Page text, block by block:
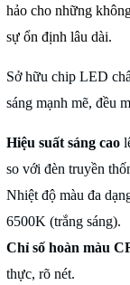
hảo cho những
sự ổn định lâu dài.
Sở hữu chip LED
sáng mạnh mẽ, đều
Hiệu suất sáng cao
so với đèn truyền
Nhiệt độ màu đa
6500K (trắng sáng).
Chỉ số hoàn màu
thực, rõ nét.